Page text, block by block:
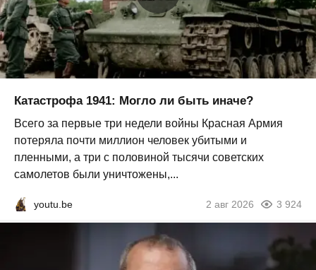
Катастрофа 1941: Могло ли быть иначе?
Всего за первые три недели войны Красная Армия
потеряла почти миллион человек убитыми и
пленными, а три с половиной тысячи советских
самолетов были уничтожены,...
youtu.be 2 авг 2026 3 924